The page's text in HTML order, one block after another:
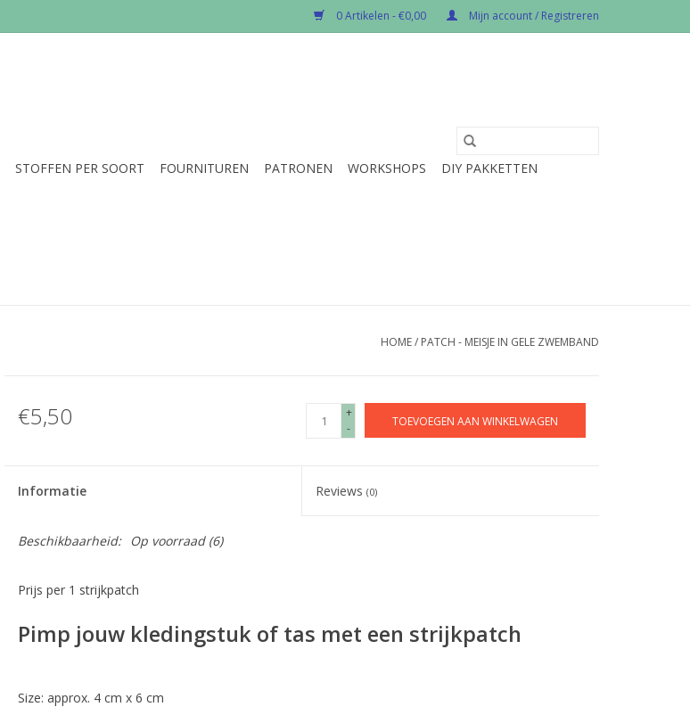
0 Artikelen - €0,00 Mijn account / Registreren
STOFFEN PER SOORT FOURNITUREN PATRONEN WORKSHOPS
DIY PAKKETTEN
HOME/ PATCH - MEISJE IN GELE ZWEMBAND
€5,50
+
-
TOEVOEGEN AAN WINKELWAGEN
Informatie Reviews(0)
Beschikbaarheid: Op voorraad(6)
Prijs per 1 strijkpatch
Pimp jouw kledingstuk of tas met een strijkpatch
Size: approx. 4 cm x 6 cm